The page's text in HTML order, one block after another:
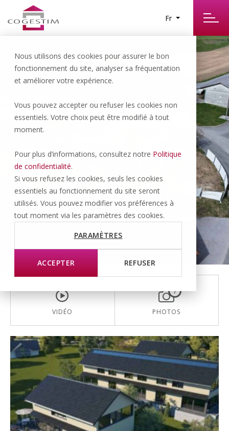
Nous utilisons des cookies pour assurer le bon
fonctionnement du site, analyser sa fréquentation
et améliorer votre expérience.
Vous pouvez accepter ou refuser les cookies non
essentiels. Votre choix peut être modifié à tout
moment.
Pour plus d’informations, consultez notre Politique
de confidentialité.
Si vous refusez les cookies, seuls les cookies
essentiels au fonctionnement du site seront
utilisés. Vous pouvez modifier vos préférences à
tout moment via les paramètres des cookies.
PARAMÈTRES
ACCEPTER REFUSER
Fr
Bussy-sur-Moudon | 1’195’000.-
CHF
Maison individuelle de 5.5
pièces
5.5 P 2 INT
A construire
VIDÉO
7
PHOTOS